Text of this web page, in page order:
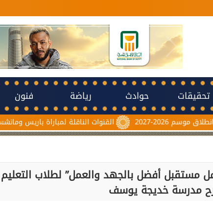
تحقيقات حوادث رياضة فنون
القنوات الناقلة لمباراة باريس ومانشستر يونايتد
مستقبل أفضل بالجهد والعمل” لطلاب التعليم
مدرسة خديجة يوسف